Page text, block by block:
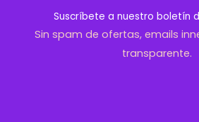
Suscríbete a nuestro boletín
Sin spam de ofertas, emails
transparente.